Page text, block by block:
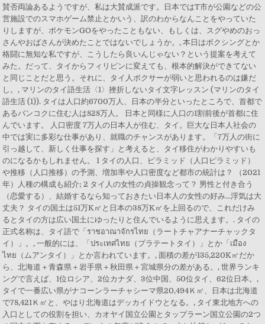
賛否両論あるようですが、私は大賛成派です。日本ではT市が公園などの公
営施設でのスマホゲーム禁止とかいう、訳のわからなんことをやっていた
りしますが、ポケモンGOをやったこともない、もしくは、スグやめのおっ
さんやおばさんが決めたことではないでしょうか。, 本日はボクシングとか
格闘に無知な私ですが、こうしたら良いんじゃない？という提案を考えて
みた。だって、タイからフィリピンに変えても、根本的解決ができてない
と同じことだと思う。それに、タイ人ボクサーが弱いと思われるのは嫌だ
し。, マリンのタイ語生活〈1〉挫折しないタイ文字レッスン (マリンのタイ
語生活 (1)). タイは人口約6700万人、日本の半分といったところで、首都で
あるバンコクに住む人は828万人。 日本と同様に人口の1割前後が首都に住
んでいます。 人口密度 7万人の日本人が住む、タイ。巨大な日本人社会の
中では実に多彩な仕事があり、就職のチャンスがあります。「7万人の街に
引っ越して、新しく仕事を探す」と考えると、タイ移住がわかりやすいも
のになるかもしれません。 1 タイの人口、ピラミッド（人口ピラミッド）
や推移（人口推移）の予測、増加率や人口密度など都市の統計は？ （2021
年）人種の構成も紹介; 2 タイ人の女性の貞操観念って？ 男性と付き合う
（恋愛する）、結婚するなら知っておきたい日本人の女性の好み…浮気は大
丈夫？ タイの国土は51万K㎡と日本の38万K㎡を上回るので、これだけみ
るとタイの方は広い国土にゆったりと住んでいるように思えます。. タイの
正式名称は、タイ語で「ราชอาณาจักรไทย（ラートチャアナーチャックタ
イ）」。, 一般的には、「ประเทศไทย（プラテートタイ）」とか「เมือง
ไทย（ムアンタイ）」とか言われています。, 面積の差が135,220K㎡だか
ら、北海道＋青森県＋岩手県＋秋田県＋宮城県分の差がある。, 世界ランキ
ングで言えば、1位ロシア、2位カナダ、3位中国、50位タイ、62位日本。,
タイで一番広い県がナコーンラーチャシーマ県20,494Ｋ㎡、日本は北海道
で78,421Ｋ㎡と、やはり北海道はデッカイドウとなる。, タイ東北地方への
入口としての役割を担い、カオヤイ国立公園とタップラーン国立公園の2つ